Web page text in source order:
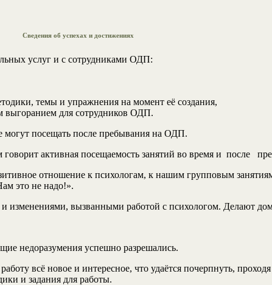
Сведения об успехах и достижениях
услуг и с сотрудниками ОДП:
темы и упражнения на момент её создания,
выгоранием для сотрудников ОДП.
могут посещать после пребывания на ОДП.
активная посещаемость занятий во время и после
отношение к психологам, к нашим групповым
это не надо!».
вызванными работой с психологом. Делают
недоразумения успешно разрешались.
всё новое и интересное, что удаётся почерпнуть, проходя
и задания для работы.